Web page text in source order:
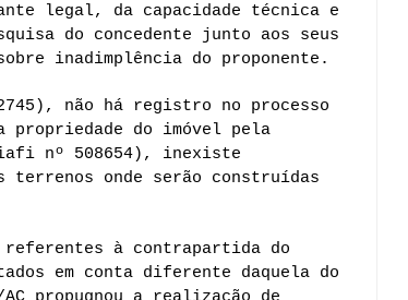
legal, da capacidade técnica e
do concedente junto aos seus
inadimplência do proponente.
não há registro no processo
propriedade do imóvel pela
nº 508654), inexiste
terrenos onde serão construídas
à contrapartida do
em conta diferente daquela do